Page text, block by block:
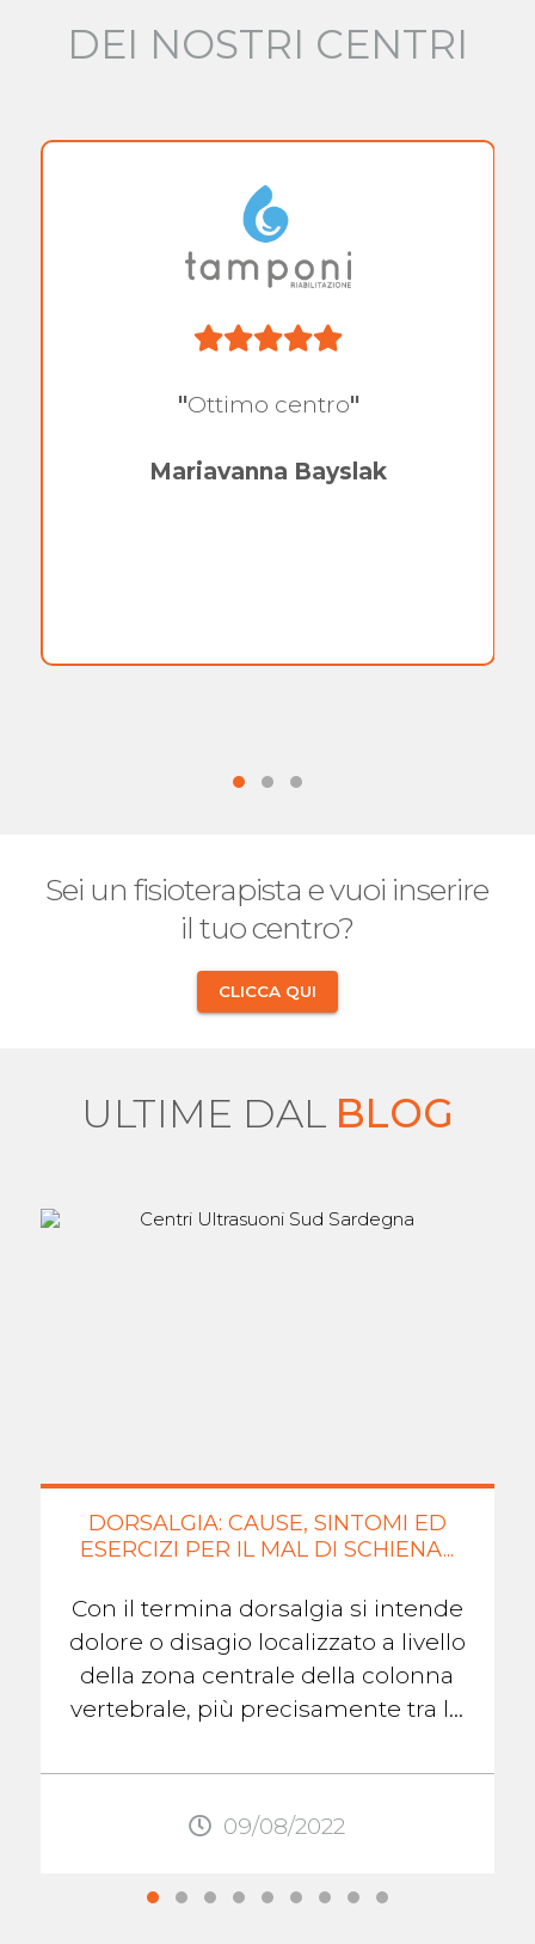
DEI NOSTRI CENTRI
"Ottimo centro"
Mariavanna Bayslak
Sei un fisioterapista e vuoi inserire
il tuo centro?
CLICCA QUI
ULTIME DAL BLOG
DORSALGIA: CAUSE, SINTOMI ED
ESERCIZI PER IL MAL DI SCHIENA...
Con il termina dorsalgia si intende
dolore o disagio localizzato a livello
della zona centrale della colonna
vertebrale, più precisamente tra le
quello ...
09/08/2022